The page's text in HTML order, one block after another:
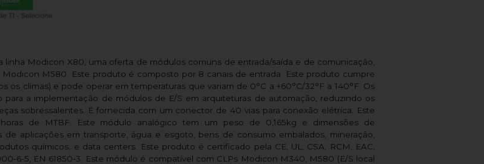
linha Modicon X80, uma oferta de módulos comuns de entrada/saída e de comunicação,
M580. Este produto é composto por 8 canais de entrada. Este produto cumpre
os climas) e pode operar em temperaturas que variam de 0°C a +60°C/32°F a 140°F. Os
a implementação de módulos de E/S em arquiteturas de automação, reduzindo os
sobressalentes. É fornecida com um conector de 40 vias para conexão elétrica. Este
de MTBF. Este módulo analógico tem um peso de 0,165kg e dimensões de
aplicações em transporte, água e esgoto, bens de consumo embalados, mineração,
químicos, e data centers. Este produto é certificado pela CE, UL, CSA, RCM, EAC,
6-5, EN 61850-3. Este módulo é compatível com CLPs Modicon M340, M580 (E/S local